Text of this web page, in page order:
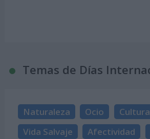
Temas de Días
Naturaleza Ocio Cultura
Vida Salvaje
Afectividad